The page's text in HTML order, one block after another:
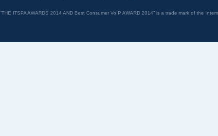
“THE ITSPA AWARDS 2014 AND Best Consumer VoIP AWARD 2014” is a trade mark of the